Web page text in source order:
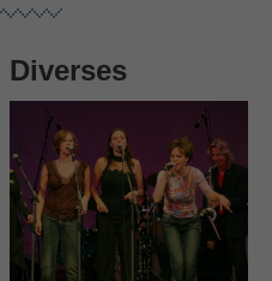
Diverses